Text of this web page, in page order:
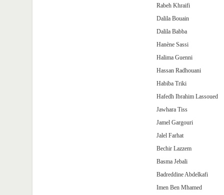
Rabeh Khraifi
Dalila Bouain
Dalila Babba
Hanène Sassi
Halima Guenni
Hassan Radhouani
Habiba Triki
Hafedh Ibrahim Lassoued
Jawhara Tiss
Jamel Gargouri
Jalel Farhat
Bechir Lazzem
Basma Jebali
Badreddine Abdelkafi
Imen Ben Mhamed